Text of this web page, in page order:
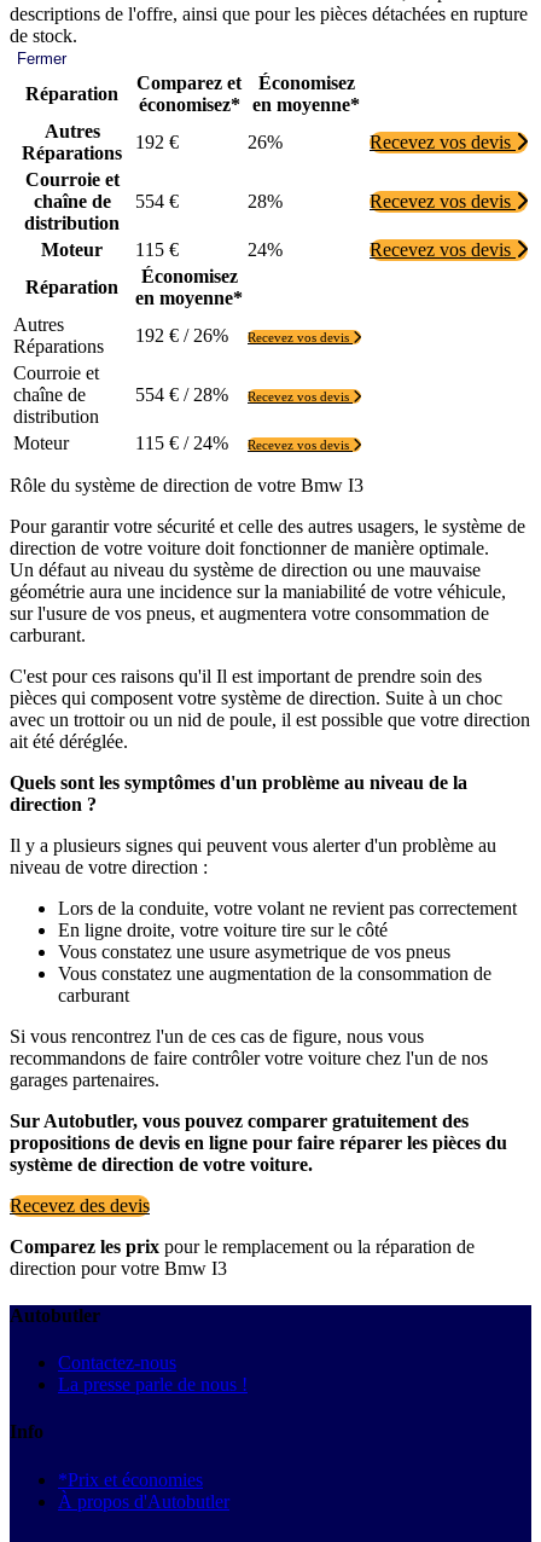
descriptions de l'offre, ainsi que pour les pièces détachées en rupture
de stock.
Fermer
Réparation
Comparez et
économisez*
Économisez
en moyenne*
Autres
Réparations
192 € 26%
Recevez vos devis
Courroie et
chaîne de
distribution
554 € 28% Recevez vos devis
Moteur 115 € 24%
Recevez vos devis
Réparation
Économisez
en moyenne*
Autres
Réparations
192 € / 26% Recevez vos devis
Courroie et
chaîne de
distribution
554 € / 28% Recevez vos devis
Moteur 115 € / 24% Recevez vos devis
Rôle du système de direction de votre Bmw I3
Pour garantir votre sécurité et celle des autres usagers, le système de
direction de votre voiture doit fonctionner de manière optimale.
Un défaut au niveau du système de direction ou une mauvaise
géométrie aura une incidence sur la maniabilité de votre véhicule,
sur l'usure de vos pneus, et augmentera votre consommation de
carburant.
C'est pour ces raisons qu'il Il est important de prendre soin des
pièces qui composent votre système de direction. Suite à un choc
avec un trottoir ou un nid de poule, il est possible que votre direction
ait été déréglée.
Quels sont les symptômes d'un problème au niveau de la
direction ?
Il y a plusieurs signes qui peuvent vous alerter d'un problème au
niveau de votre direction :
Lors de la conduite, votre volant ne revient pas correctement
En ligne droite, votre voiture tire sur le côté
Vous constatez une usure asymetrique de vos pneus
Vous constatez une augmentation de la consommation de
carburant
Si vous rencontrez l'un de ces cas de figure, nous vous
recommandons de faire contrôler votre voiture chez l'un de nos
garages partenaires.
Sur Autobutler, vous pouvez comparer gratuitement des
propositions de devis en ligne pour faire réparer les pièces du
système de direction de votre voiture.
Recevez des devis
Comparez les prix pour le remplacement ou la réparation de
direction pour votre Bmw I3
Autobutler
Contactez-nous
La presse parle de nous !
Info
*Prix et économies
À propos d'Autobutler